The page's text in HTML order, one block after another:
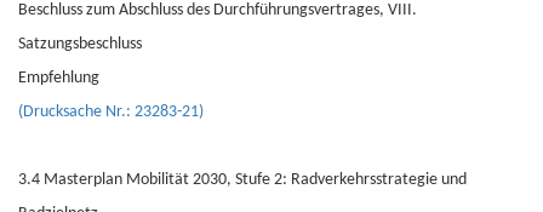
Beschluss zum Abschluss des Durchführungsvertrages, VIII.
Satzungsbeschluss
Empfehlung
(Drucksache Nr.: 23283-21)
3.4 Masterplan Mobilität 2030, Stufe 2: Radverkehrsstrategie und